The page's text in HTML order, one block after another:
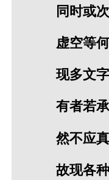
同时或
虚空等
现多文
有者若
然不应
故现各